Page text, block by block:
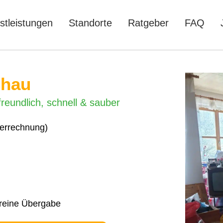
Standorte Ratgeber FAQ
schnell & sauber
Übergabe